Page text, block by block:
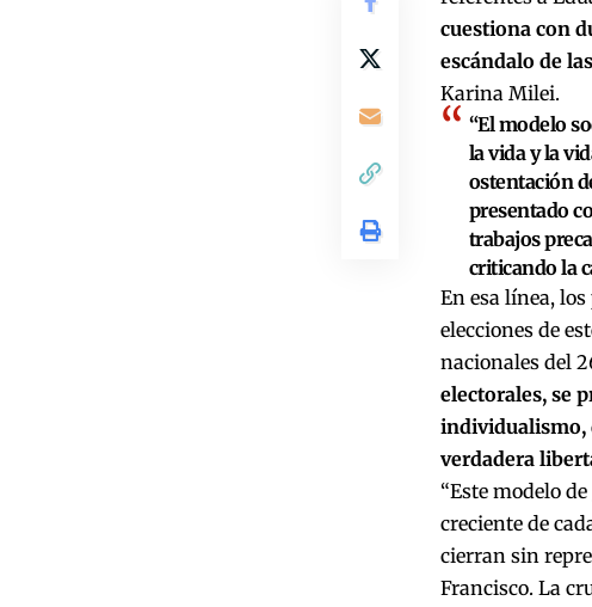
cuestiona con
escándalo de
Karina Milei.
“El modelo
la vida y la
ostentación
presentado
trabajos
criticando la
En esa línea,
elecciones de
nacionales del
electorales, se
individualismo,
verdadera
“Este modelo
creciente de
cierran sin
Francisco. La